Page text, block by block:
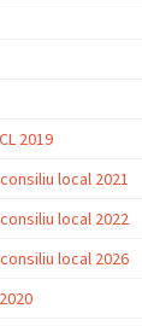
2019
local 2021
local 2022
local 2026